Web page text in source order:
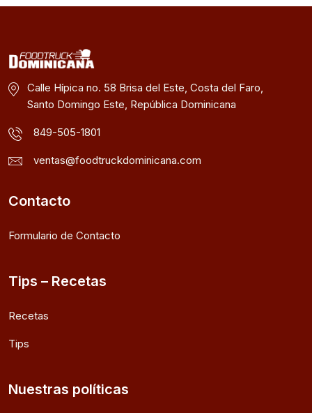
Calle Hípica no. 58 Brisa del Este, Costa del Faro,
Santo Domingo Este, República Dominicana
849-505-1801
ventas@foodtruckdominicana.com
Contacto
Formulario de Contacto
Tips – Recetas
Recetas
Tips
Nuestras políticas